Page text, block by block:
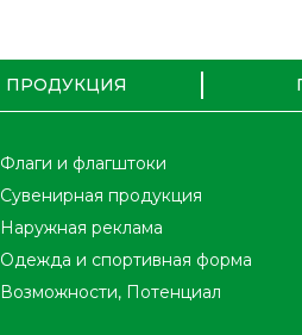
ПРОДУКЦИЯ
Флаги и флагштоки
Сувенирная продукция
Наружная реклама
Одежда и спортивная форма
Возможности, Потенциал